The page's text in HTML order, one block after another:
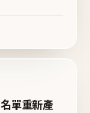
單重新產